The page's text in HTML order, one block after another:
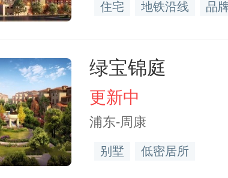
住宅 地铁沿线 品
绿宝锦庭
更新中
浦东-周康
别墅 低密居所